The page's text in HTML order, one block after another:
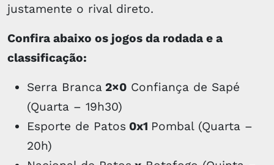
justamente o rival direto.
Confira abaixo os jogos da rodada e a
classificação:
Serra Branca 2×0 Confiança de Sapé
(Quarta – 19h30)
Esporte de Patos 0x1 Pombal (Quarta –
20h)